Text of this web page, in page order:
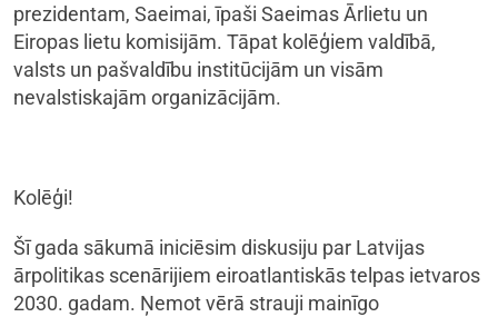
prezidentam, Saeimai, īpaši Saeimas Ārlietu un
Eiropas lietu komisijām. Tāpat kolēģiem valdībā,
valsts un pašvaldību institūcijām un visām
nevalstiskajām organizācijām.
Kolēģi!
Šī gada sākumā iniciēsim diskusiju par Latvijas
ārpolitikas scenārijiem eiroatlantiskās telpas ietvaros
2030. gadam. Ņemot vērā strauji mainīgo